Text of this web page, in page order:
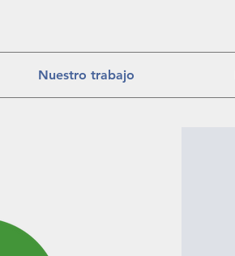
Nuestro trabajo